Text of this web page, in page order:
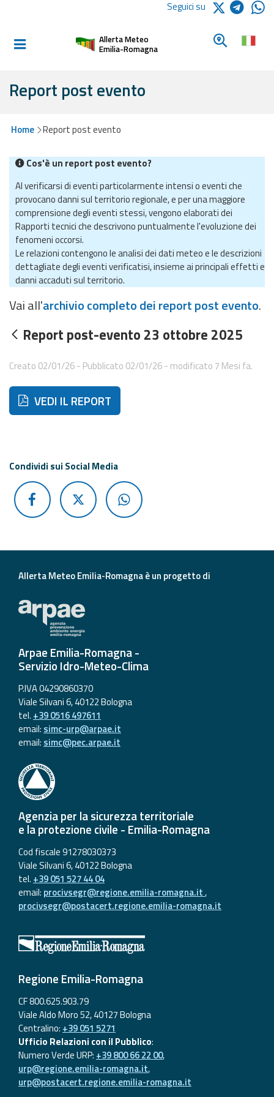
Informati e
Bollettini
Allerte e
Bollettini
Meteo
Allerte e
Bollettini
Valanghe
Monitoraggio
eventi
Previsioni e dati
Previsioni meteo e
Dati osservati
Radar meteo
Strumenti
Operativi
Aggiornamenti
Informazioni
utili
Domande
frequenti
Guida per gli
sviluppatori
Il progetto
Allerta
Emilia-
Romagna
Contatti
Seguici su
Allerta Meteo
Emilia-Romagna
Cerca un
Report post evento
Home Report post evento
Cos'è un report post evento?
Al verificarsi di eventi particolarmente intensi o eventi che
provocano danni sul territorio regionale, e per una maggiore
comprensione degli eventi stessi, vengono elaborati dei
Rapporti tecnici che descrivono puntualmente l'evoluzione dei
fenomeni occorsi.
Le relazioni contengono le analisi dei dati meteo e le descrizioni
dettagliate degli eventi verificatisi, insieme ai principali effetti e
danni accaduti sul territorio.
Vai all'archivio completo dei report post evento.
Report post-evento 23 ottobre 2025
Creato 02/01/26 - Pubblicato 02/01/26 - modificato 7 Mesi fa.
Di seguito ulteriori risorse e strumenti utili correlati a
VEDI IL REPORT
Condividi sui Social Media
Allerta Meteo Emilia-Romagna è un progetto di
Arpae Emilia-Romagna -
Servizio Idro-Meteo-Clima
P.IVA 04290860370
Viale Silvani 6, 40122 Bologna
tel. +39 0516 497611
email: simc-urp@arpae.it
email: simc@pec.arpae.it
Agenzia per la sicurezza territoriale
e la protezione civile - Emilia-Romagna
Cod fiscale 91278030373
Viale Silvani 6, 40122 Bologna
tel. +39 051 527 44 04
email: procivsegr@regione.emilia-romagna.it,
procivsegr@postacert.regione.emilia-romagna.it
Regione Emilia-Romagna
CF 800.625.903.79
Viale Aldo Moro 52, 40127 Bologna
Centralino: +39 051 5271
Ufficio Relazioni con il Pubblico:
Numero Verde URP: +39 800 66 22 00,
urp@regione.emilia-romagna.it,
urp@postacert.regione.emilia-romagna.it